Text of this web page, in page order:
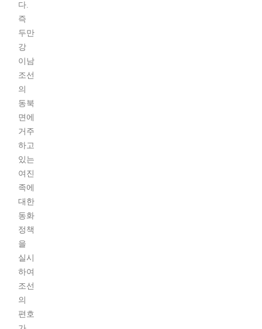
다.
즉
두만
강
이남
조선
의
동북
면에
거주
하고
있는
여진
족에
대한
동화
정책
을
실시
하여
조선
의
편호